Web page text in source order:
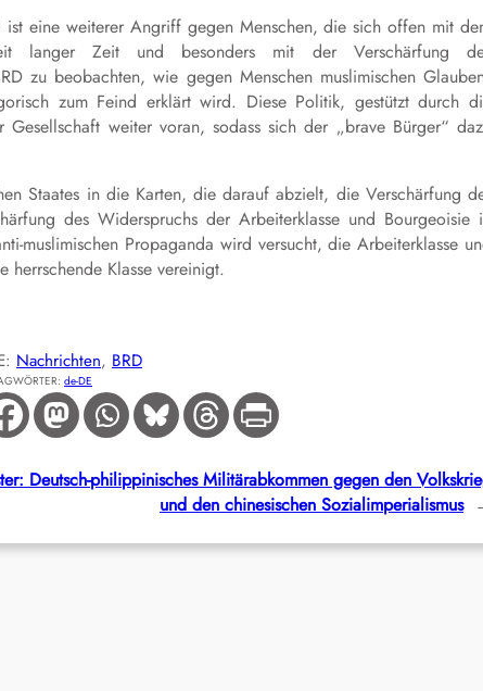
eine weiterer Angriff gegen Menschen, die sich offen mit
langer Zeit und besonders mit der Verschärfung
zu beobachten, wie gegen Menschen muslimischen
zum Feind erklärt wird. Diese Politik, gestützt durch
weiter voran, sodass sich der „brave Bürger“
Staates in die Karten, die darauf abzielt, die Verschärfung
des Widerspruchs der Arbeiterklasse und Bourgeoisie
muslimischen Propaganda wird versucht, die Arbeiterklasse
Klasse vereinigt.
Nachrichten, BRD
de-DE
Deutsch-philippinisches Militärabkommen gegen den
und den chinesischen Sozialimperialismus